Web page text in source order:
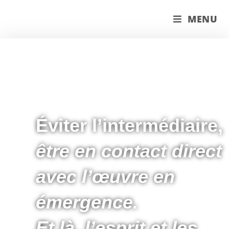
MENU
Éviter l’intermédiaire,
être en contact direct
avec l’œuvre en
émergence.